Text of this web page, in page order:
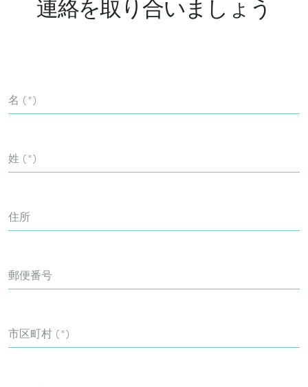
連絡を取り合いましょう
名 (*)
姓 (*)
住所
郵便番号
市区町村 (*)